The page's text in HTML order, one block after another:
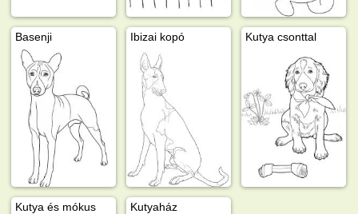
Basenji Ibizai kopó Kutya csonttal
Kutya és mókus Kutyaház